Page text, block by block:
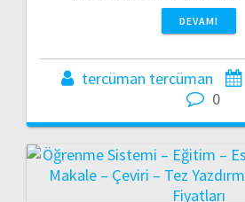
DEVAMI
tercüman tercüman
0